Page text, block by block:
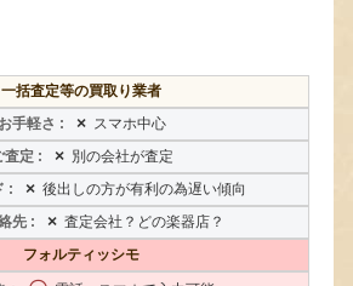
一括査定等の買取り業者
× スマホ中心
× 別の会社が査定
× 後出しの方が有利の為遅い傾向
× 査定会社？どの楽器店？
フォルティッシモ